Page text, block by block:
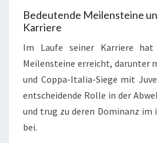
Bedeutende Meilensteine
Karriere
Im Laufe seiner Karriere hat
Meilensteine erreicht, darunter
und Coppa-Italia-Siege mit
entscheidende Rolle in der
und trug zu deren Dominanz im
bei.